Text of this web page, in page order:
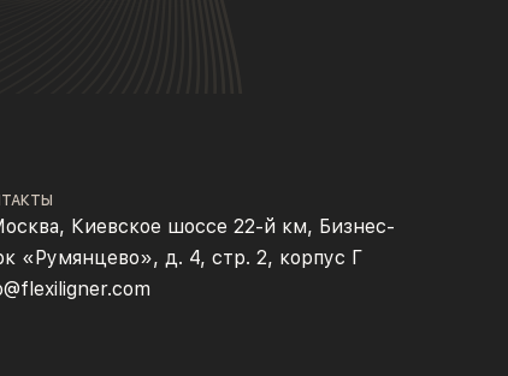
Киевское шоссе 22-й км, Бизнес-
«Румянцево», д. 4, стр. 2, корпус Г